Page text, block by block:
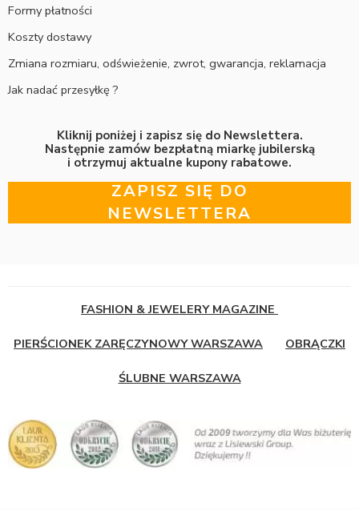
Formy płatności
Koszty dostawy
Zmiana rozmiaru, odświeżenie, zwrot, gwarancja, reklamacja
Jak nadać przesyłkę ?
Kliknij poniżej i zapisz się do Newslettera.
Następnie zamów bezpłatną miarkę jubilerską
i otrzymuj aktualne kupony rabatowe.
ZAPISZ SIĘ DO
NEWSLETTERA
FASHION & JEWELERY MAGAZINE
PIERŚCIONEK ZARĘCZYNOWY WARSZAWA OBRĄCZKI
ŚLUBNE WARSZAWA